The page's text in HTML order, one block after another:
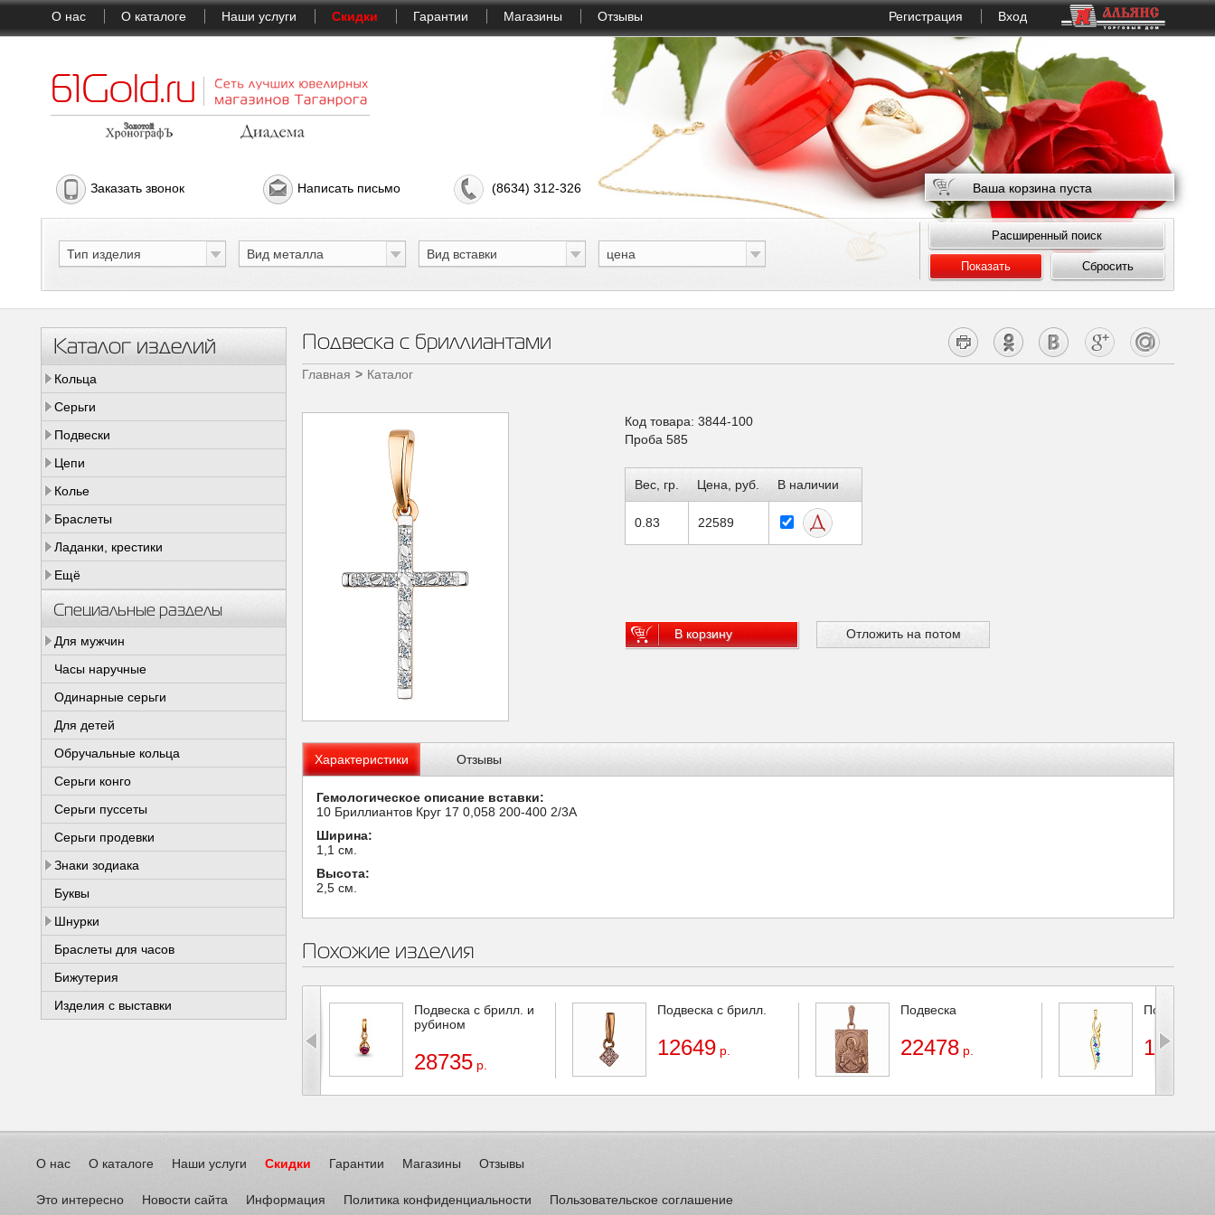
О нас О каталоге Наши услуги Скидки Гарантии Магазины Отзывы Регистрация Вход
Заказать звонок Написать письмо (8634) 312-326 Ваша корзина пуста
Тип изделия Вид металла Вид вставки цена
Расширенный поиск
Показать Сбросить
Каталог изделий
Кольца
Серьги
Подвески
Цепи
Колье
Браслеты
Ладанки, крестики
Ещё
Специальные разделы
Для мужчин
Часы наручные
Одинарные серьги
Для детей
Обручальные кольца
Серьги конго
Серьги пуссеты
Серьги продевки
Знаки зодиака
Буквы
Шнурки
Браслеты для часов
Бижутерия
Изделия с выставки
Подвеска с бриллиантами
Главная Каталог
Код товара: 3844-100
Проба 585
Вес, гр. Цена, руб. В наличии
0.83 22589
В корзину Отложить на потом
Характеристики Отзывы
Гемологическое описание вставки:
10 Бриллиантов Круг 17 0,058 200-400 2/3А
Ширина:
1,1 см.
Высота:
2,5 см.
Похожие изделия
Подвеска с брилл. и
рубином
28735 р.
Подвеска с брилл.
12649 р.
Подвеска
22478 р.
Подвеска
14386
О нас О каталоге Наши услуги Скидки Гарантии Магазины Отзывы
Это интересно Новости сайта Информация Политика конфиденциальности Пользовательское соглашение